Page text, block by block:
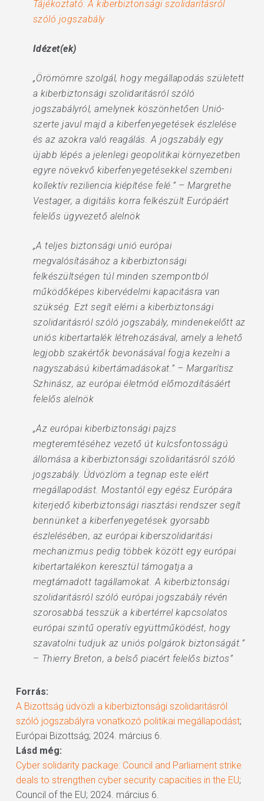
Tájékoztató: A kiberbiztonsági szolidaritásról
szóló jogszabály
Idézet(ek)
„Örömömre szolgál, hogy megállapodás született
a kiberbiztonsági szolidaritásról szóló
jogszabályról, amelynek köszönhetően Unió-
szerte javul majd a kiberfenyegetések észlelése
és az azokra való reagálás. A jogszabály egy
újabb lépés a jelenlegi geopolitikai környezetben
egyre növekvő kiberfenyegetésekkel szembeni
kollektív reziliencia kiépítése felé.” – Margrethe
Vestager, a digitális korra felkészült Európáért
felelős ügyvezető alelnök
„A teljes biztonsági unió európai
megvalósításához a kiberbiztonsági
felkészültségen túl minden szempontból
működőképes kibervédelmi kapacitásra van
szükség. Ezt segít elérni a kiberbiztonsági
szolidaritásról szóló jogszabály, mindenekelőtt az
uniós kibertartalék létrehozásával, amely a lehető
legjobb szakértők bevonásával fogja kezelni a
nagyszabású kibertámadásokat.” – Margarítisz
Szhinász, az európai életmód előmozdításáért
felelős alelnök
„Az európai kiberbiztonsági pajzs
megteremtéséhez vezető út kulcsfontosságú
állomása a kiberbiztonsági szolidaritásról szóló
jogszabály. Üdvözlöm a tegnap este elért
megállapodást. Mostantól egy egész Európára
kiterjedő kiberbiztonsági riasztási rendszer segít
bennünket a kiberfenyegetések gyorsabb
észlelésében, az európai kiberszolidaritási
mechanizmus pedig többek között egy európai
kibertartalékon keresztül támogatja a
megtámadott tagállamokat. A kiberbiztonsági
szolidaritásról szóló európai jogszabály révén
szorosabbá tesszük a kibertérrel kapcsolatos
európai szintű operatív együttműködést, hogy
szavatolni tudjuk az uniós polgárok biztonságát.”
– Thierry Breton, a belső piacért felelős biztos”
Forrás:
A Bizottság üdvözli a kiberbiztonsági szolidaritásról
szóló jogszabályra vonatkozó politikai megállapodást;
Európai Bizottság; 2024. március 6.
Lásd még:
Cyber solidarity package: Council and Parliament strike
deals to strengthen cyber security capacities in the EU;
Council of the EU; 2024. március 6.